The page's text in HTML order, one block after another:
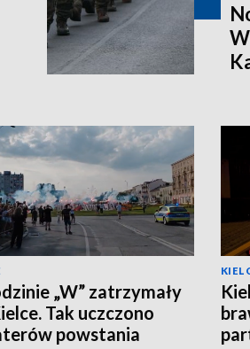
„W” zatrzymały
Tak uczczono
powstania